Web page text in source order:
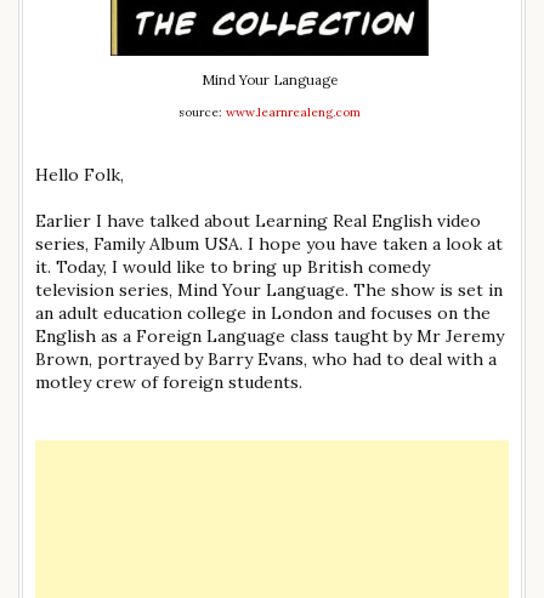
Mind Your Language
source: www.learnrealeng.com
Hello Folk,
Earlier I have talked about Learning Real English video
series, Family Album USA. I hope you have taken a look at
it. Today, I would like to bring up British comedy
television series, Mind Your Language. The show is set in
an adult education college in London and focuses on the
English as a Foreign Language class taught by Mr Jeremy
Brown, portrayed by Barry Evans, who had to deal with a
motley crew of foreign students.